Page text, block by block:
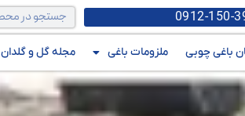
باغی چوبی ملزومات باغی مجله گل و گلدان